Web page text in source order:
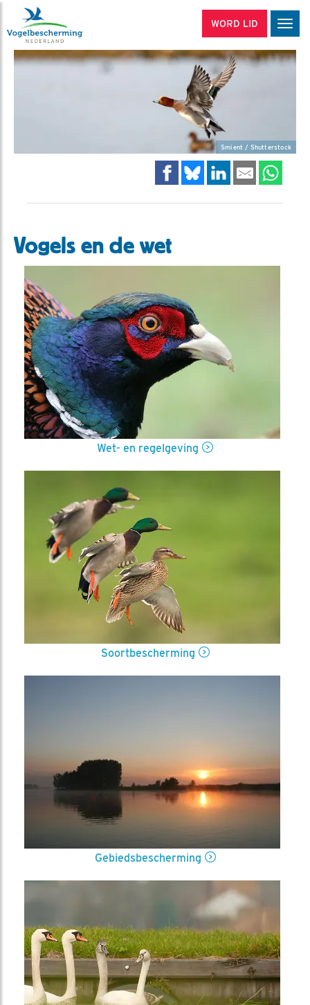
WORD LID
Smient / Shutterstock
Vogels en de wet
Wet- en regelgeving
Soortbescherming
Gebiedsbescherming